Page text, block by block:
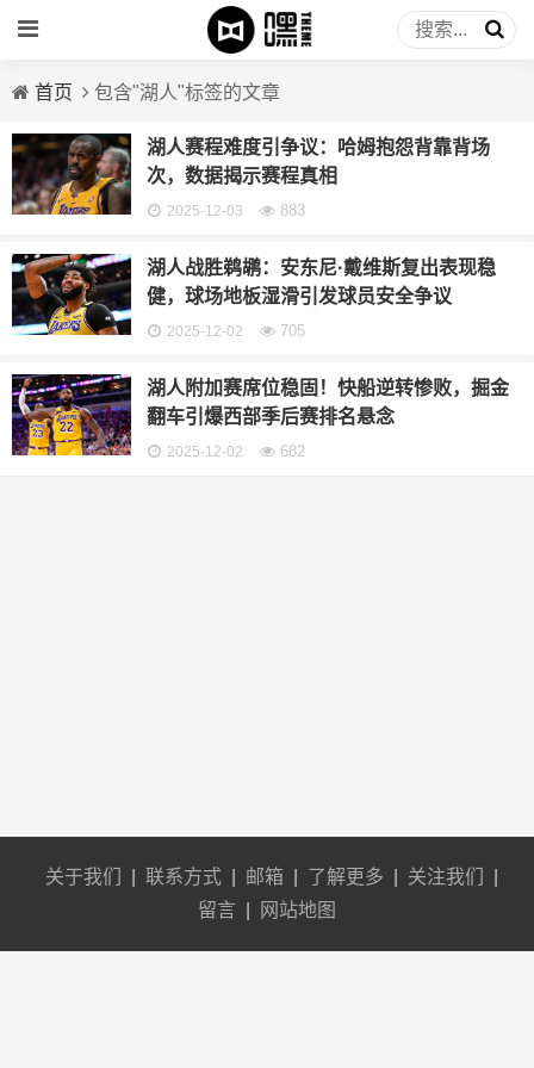
首页 包含"湖人"标签的文章
湖人赛程难度引争议：哈姆抱怨背靠背场
次，数据揭示赛程真相
2025-12-03 883
湖人战胜鹈鹕：安东尼·戴维斯复出表现稳
健，球场地板湿滑引发球员安全争议
2025-12-02 705
湖人附加赛席位稳固！快船逆转惨败，掘金
翻车引爆西部季后赛排名悬念
2025-12-02 682
关于我们 联系方式 邮箱 了解更多 关注我们
留言
网站地图